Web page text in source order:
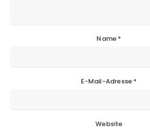
Name *
E-Mail-Adresse *
Website